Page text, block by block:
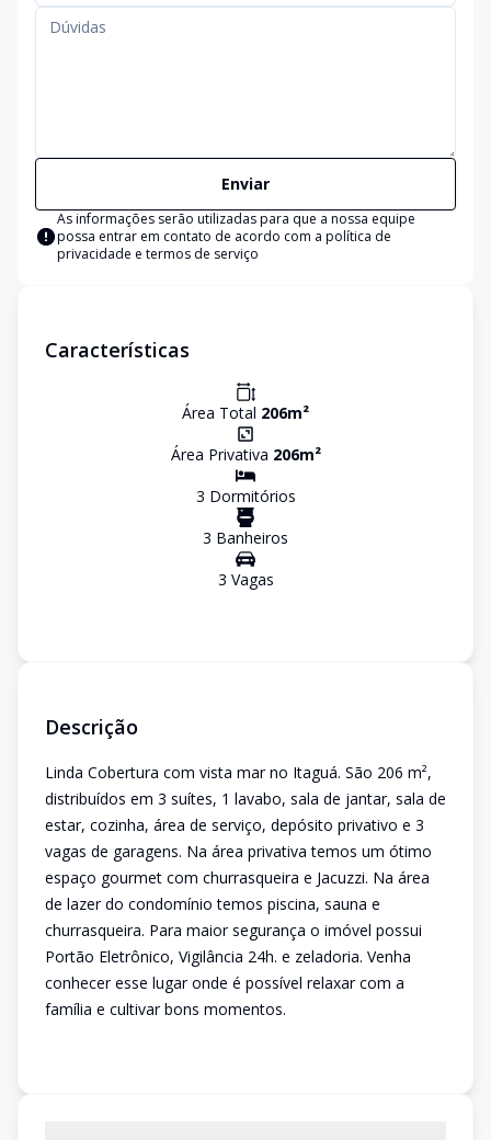
Enviar
As informações serão utilizadas para que a nossa equipe
possa entrar em contato de acordo com a política de
privacidade e termos de serviço
Características
Área Total 206m²
Área Privativa 206m²
3 Dormitórios
3 Banheiros
3 Vagas
Descrição
Linda Cobertura com vista mar no Itaguá. São 206 m²,
distribuídos em 3 suítes, 1 lavabo, sala de jantar, sala de
estar, cozinha, área de serviço, depósito privativo e 3
vagas de garagens. Na área privativa temos um ótimo
espaço gourmet com churrasqueira e Jacuzzi. Na área
de lazer do condomínio temos piscina, sauna e
churrasqueira. Para maior segurança o imóvel possui
Portão Eletrônico, Vigilância 24h. e zeladoria. Venha
conhecer esse lugar onde é possível relaxar com a
família e cultivar bons momentos.